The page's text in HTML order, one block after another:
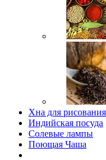
Хна для рисования
Индийская посуда
Солевые лампы
Поющая Чаша